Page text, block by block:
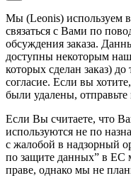
Мы (Leonis) используем
связаться с Вами по
обсуждения заказа.
доступны некоторым
которых сделан заказ)
согласие. Если вы
были удалены,
Если Вы считаете, что
используются не по
с жалобой в надзорный
по защите данных” в ЕС
праве, однако мы не